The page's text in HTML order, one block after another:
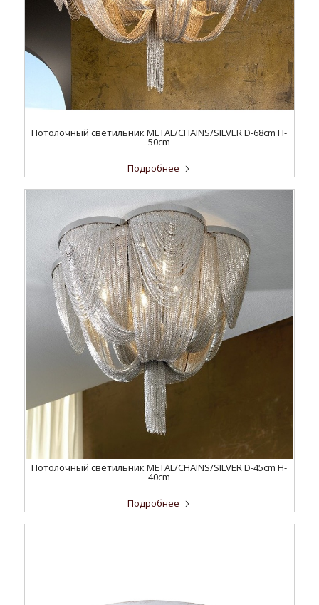
Потолочный светильник METAL/CHAINS/SILVER D-68cm H-
50cm
Подробнее
Потолочный светильник METAL/CHAINS/SILVER D-45cm H-
40cm
Подробнее